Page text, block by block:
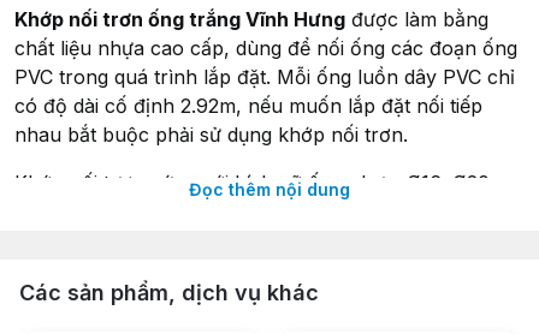
Khớp nối trơn ống trắng Vĩnh Hưng được làm bằng
chất liệu nhựa cao cấp, dùng để nối ống các đoạn ống
PVC trong quá trình lắp đặt. Mỗi ống luồn dây PVC chỉ
có độ dài cố định 2.92m, nếu muốn lắp đặt nối tiếp
nhau bắt buộc phải sử dụng khớp nối trơn.
Khớp nối tương ứng với kích cỡ ống nhựa: Ø16, Ø20,
1. Độ chịu lực cao: Ống gắn trong tường, bê tông
Đọc thêm nội dung
Các sản phẩm, dịch vụ khác